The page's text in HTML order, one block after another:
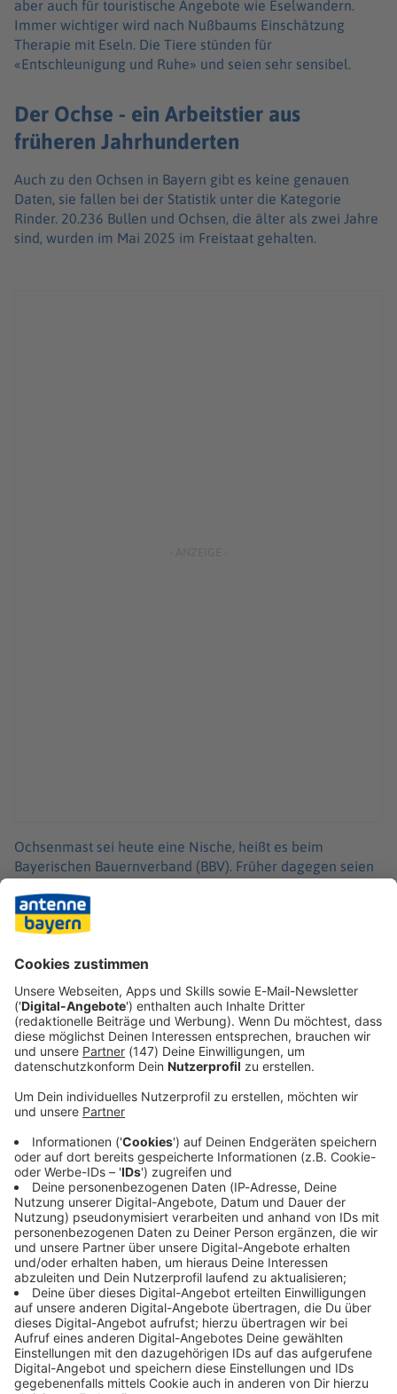
aber auch für touristische Angebote wie Eselwandern.
Immer wichtiger wird nach Nußbaums Einschätzung
Therapie mit Eseln. Die Tiere stünden für
«Entschleunigung und Ruhe» und seien sehr sensibel.
Der Ochse - ein Arbeitstier aus
früheren Jahrhunderten
Auch zu den Ochsen in Bayern gibt es keine genauen
Daten, sie fallen bei der Statistik unter die Kategorie
Rinder. 20.236 Bullen und Ochsen, die älter als zwei Jahre
sind, wurden im Mai 2025 im Freistaat gehalten.
Ochsenmast sei heute eine Nische, heißt es beim
Bayerischen Bauernverband (BBV). Früher dagegen seien
Rinder - flächendeckend gehalten worden, um sie als
Arbeitstiere einzusetzen.
Gerade im Alpenraum sind Ochsenrennen heute noch
Immer auf dem Laufenden
bleiben!